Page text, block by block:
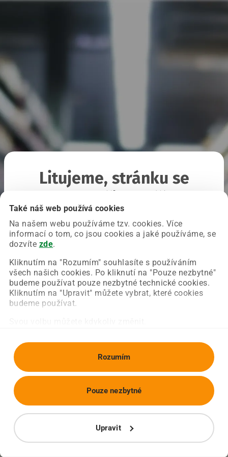
Také náš web používá cookies
Na našem webu používáme tzv. cookies. Více
informací o tom, co jsou cookies a jaké používáme, se
dozvíte zde.
Kliknutím na "Rozumím" souhlasíte s používáním
všech našich cookies. Po kliknutí na "Pouze nezbytné"
budeme používat pouze nezbytné technické cookies.
Kliknutím na "Upravit" můžete vybrat, které cookies
budeme používat.
Rozumím
Upravit
Pouze nezbytné
Litujeme, stránku se
Chyba nastala na naší straně a už ji opravujeme.
Zkuste prosím znovu načíst požadovanou stránku.
Obnovit stránku Úvodní strana